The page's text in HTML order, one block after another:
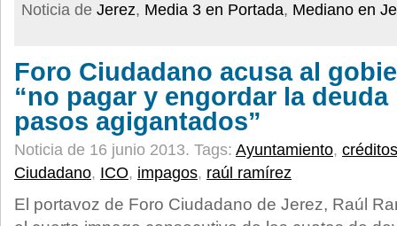
Noticia de Jerez, Media 3 en Portada, Mediano en
Foro Ciudadano acusa al
“no pagar y engordar la
pasos agigantados”
Noticia de 16 junio 2013. Tags: Ayuntamiento, créditos
Ciudadano, ICO, impagos, raúl ramírez
El portavoz de Foro Ciudadano de Jerez, Raúl